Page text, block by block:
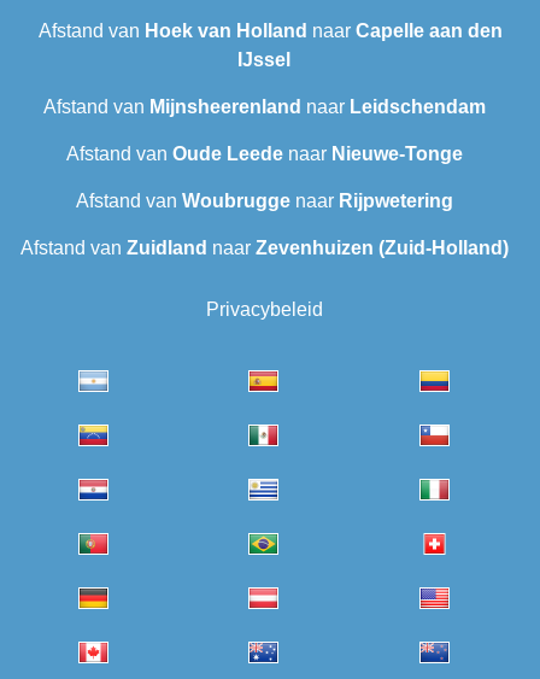
Afstand van Hoek van Holland naar Capelle aan den
IJssel
Afstand van Mijnsheerenland naar Leidschendam
Afstand van Oude Leedenaar Nieuwe-Tonge
Afstand van Woubruggenaar Rijpwetering
Afstand van Zuidland naar Zevenhuizen (Zuid-Holland)
Privacybeleid